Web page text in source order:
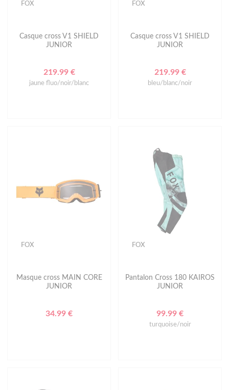
FOX
Casque cross V1 SHIELD
JUNIOR
219.99 €
jaune fluo/noir/blanc
FOX
Casque cross V1 SHIELD
JUNIOR
219.99 €
bleu/blanc/noir
FOX
Masque cross MAIN CORE
JUNIOR
34.99 €
FOX
Pantalon Cross 180 KAIROS
JUNIOR
99.99 €
turquoise/noir